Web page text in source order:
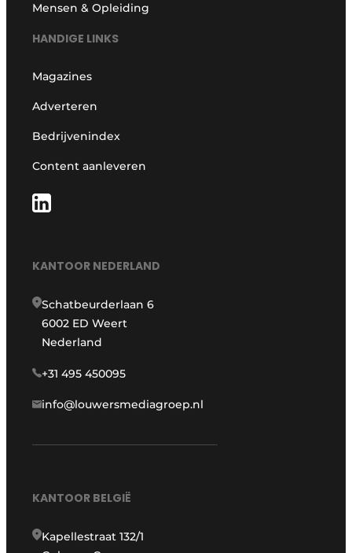
Mensen & Opleiding
HANDIGE LINKS
Magazines
Adverteren
Bedrijvenindex
Content aanleveren
KANTOOR NEDERLAND
Schatbeurderlaan 6
6002 ED Weert
Nederland
+31 495 450095
info@louwersmediagroep.nl
KANTOOR BELGIË
Kapellestraat 132/1